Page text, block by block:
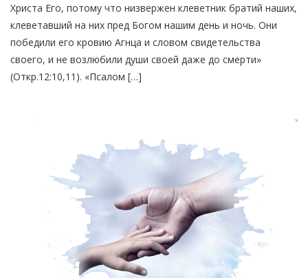
Христа Его, потому что низвержен клеветник братий наших,
клеветавший на них пред Богом нашим день и ночь. Они
победили его кровию Агнца и словом свидетельства
своего, и не возлюбили души своей даже до смерти»
(Откр.12:10,11). «Псалом […]